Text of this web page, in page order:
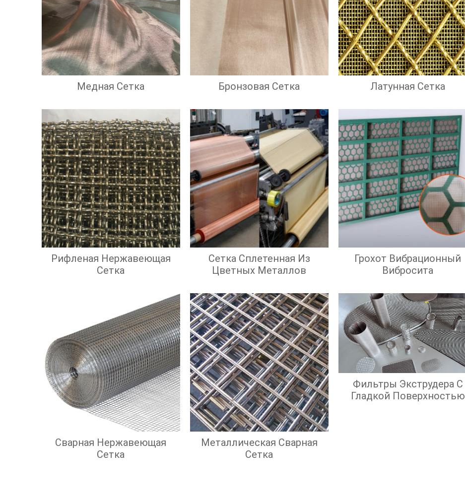
Медная Сетка Бронзовая Сетка Латунная Сетка
Рифленая Нержавеющая
Сетка
Сетка Сплетенная Из
Цветных Металлов
Грохот Вибрационный
Вибросита
Сварная Нержавеющая
Сетка
Металлическая Сварная
Сетка
Фильтры Экструдера С
Гладкой Поверхностью